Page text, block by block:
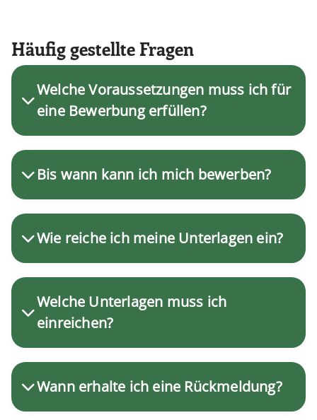
Häufig gestellte Fragen
Accordion Bereich
Welche Voraussetzungen muss ich für
eine Bewerbung erfüllen?
Bis wann kann ich mich bewerben?
Wie reiche ich meine Unterlagen ein?
Welche Unterlagen muss ich
einreichen?
Wann erhalte ich eine Rückmeldung?